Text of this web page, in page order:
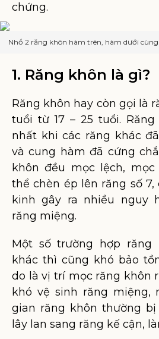
chứng.
Nhổ 2 răng khôn hàm trên, hàm dưới
1. Răng khôn là gì?
Răng khôn hay còn gọi là
tuổi từ 17 – 25 tuổi.
nhất khi các răng khác
và cung hàm đã cứng
khôn đều mọc lệch, mọc
thể chèn ép lên răng số
kinh gây ra nhiều nguy
răng miệng.
Một số trường hợp răng
khác thì cũng khó bảo
do là vị trí mọc răng khôn
khó vệ sinh răng miệng,
gian răng khôn thường
lây lan sang răng kế cận,